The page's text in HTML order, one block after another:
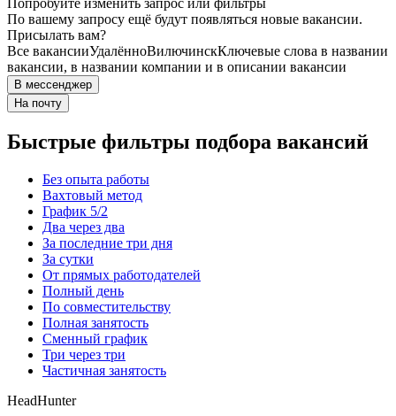
Попробуйте изменить запрос или фильтры
По вашему запросу ещё будут появляться новые вакансии.
Присылать вам?
Все вакансииУдалённоВилючинскКлючевые слова в названии
вакансии, в названии компании и в описании вакансии
В мессенджер
На почту
Быстрые фильтры подбора вакансий
Без опыта работы
Вахтовый метод
График 5/2
Два через два
За последние три дня
За сутки
От прямых работодателей
Полный день
По совместительству
Полная занятость
Сменный график
Три через три
Частичная занятость
HeadHunter